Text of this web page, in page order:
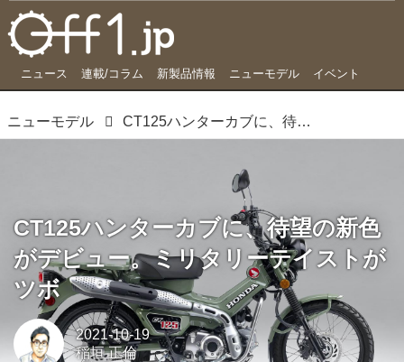
ニュース 連載/コラム 新製品情報 ニューモデル イベント
ニューモデル CT125ハンターカブに、待望の新色がデビュー。ミリタリーテイストがツボ
CT125ハンターカブに、待望の新色
がデビュー。ミリタリーテイストが
ツボ
2021-10-19
稲垣 正倫